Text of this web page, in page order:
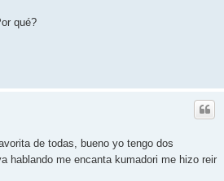
qué?
de todas, bueno yo tengo dos
hablando me encanta kumadori me hizo reir